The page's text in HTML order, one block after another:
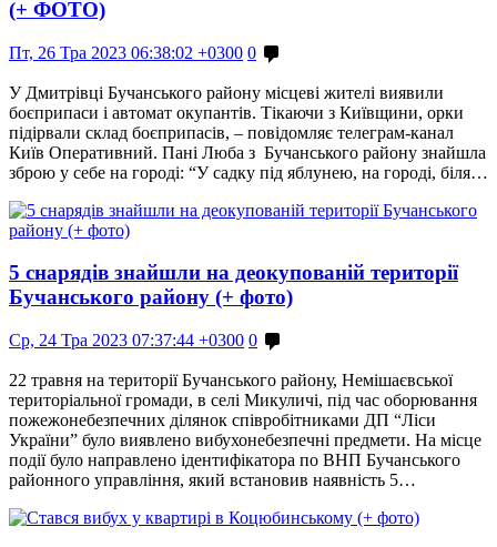
(+ ФОТО)
Пт, 26 Тра 2023 06:38:02 +0300 0
У Дмитрівці Бучанського району місцеві жителі виявили
боєприпаси і автомат окупантів. Тікаючи з Київщини, орки
підірвали склад боєприпасів, – повідомляє телеграм-канал
Київ Оперативний. Пані Люба з Бучанського району знайшла
зброю у себе на городі: “У садку під яблунею, на городі, біля…
5 снарядів знайшли на деокупованій території
Бучанського району (+ фото)
Ср, 24 Тра 2023 07:37:44 +0300 0
22 травня на території Бучанського району, Немішаєвської
територіальної громади, в селі Микуличі, під час оборювання
пожежонебезпечних ділянок співробітниками ДП “Ліси
України” було виявлено вибухонебезпечні предмети. На місце
події було направлено ідентифікатора по ВНП Бучанського
районного управління, який встановив наявність 5…